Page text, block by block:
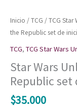
Inicio /TCG /TCG Star
the Republic set de
TCG, TCG Star Wars
Star Wars
Republic set
$35.000